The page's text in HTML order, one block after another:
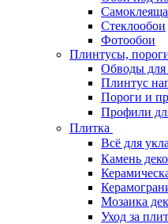
Стеклообои
Фотообои
Плинтусы,
Обводы для
Плинтус
Пороги и
Профили
Плитка
Всё для
Камень
Мозаика
Уход за